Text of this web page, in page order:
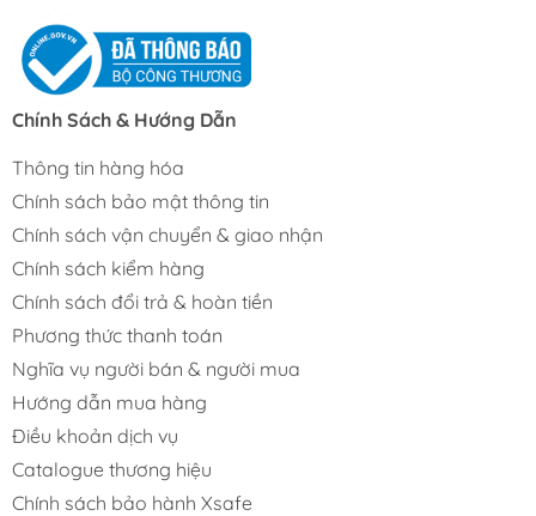
Chính Sách & Hướng Dẫn
Thông tin hàng hóa
Chính sách bảo mật thông tin
Chính sách vận chuyển & giao nhận
Chính sách kiểm hàng
Chính sách đổi trả & hoàn tiền
Phương thức thanh toán
Nghĩa vụ người bán & người mua
Hướng dẫn mua hàng
Điều khoản dịch vụ
Catalogue thương hiệu
Chính sách bảo hành Xsafe